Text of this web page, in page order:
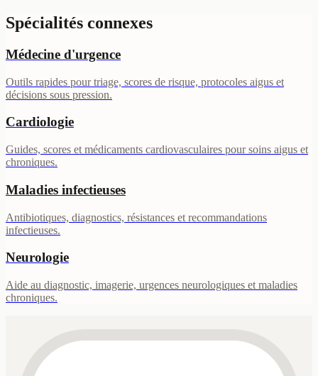
Spécialités connexes
Médecine d'urgence
Outils rapides pour triage, scores de risque, protocoles aigus et
décisions sous pression.
Cardiologie
Guides, scores et médicaments cardiovasculaires pour soins aigus et
chroniques.
Maladies infectieuses
Antibiotiques, diagnostics, résistances et recommandations
infectieuses.
Neurologie
Aide au diagnostic, imagerie, urgences neurologiques et maladies
chroniques.